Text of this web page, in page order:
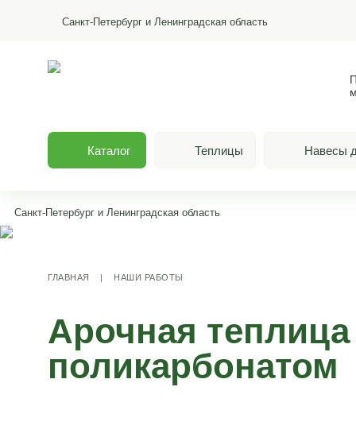
Санкт-Петербург и Ленинградская область
Каталог Теплицы Навесы
Санкт-Петербург и Ленинградская область
ГЛАВНАЯ | НАШИ РАБОТЫ
Арочная теплица
поликарбонатом